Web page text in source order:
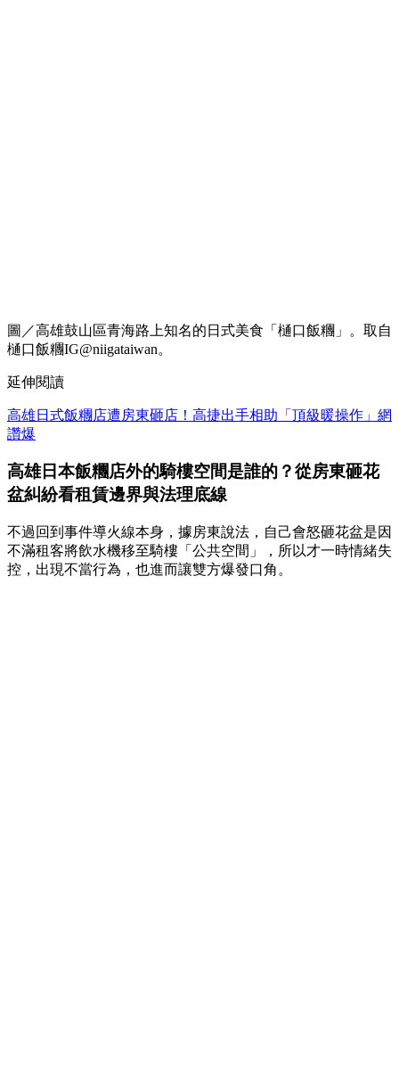
圖／高雄鼓山區青海路上知名的日式美食「樋口飯糰」。取自
樋口飯糰IG@niigataiwan。
延伸閱讀
高雄日式飯糰店遭房東砸店！高捷出手相助「頂級暖操作」網
讚爆
高雄日本飯糰店外的騎樓空間是誰的？從房東砸花
盆糾紛看租賃邊界與法理底線
不過回到事件導火線本身，據房東說法，自己會怒砸花盆是因
不滿租客將飲水機移至騎樓「公共空間」，所以才一時情緒失
控，出現不當行為，也進而讓雙方爆發口角。